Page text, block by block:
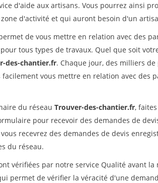
d'aide aux artisans. Vous pourrez ainsi
d'activité et qui auront besoin d'un
de vous mettre en relation avec des
tous types de travaux. Quel que soit
des-chantier.fr. Chaque jour, des milliers
vous mettre en relation avec des
du réseau Trouver-des-chantier.fr,
pour recevoir des demandes de
recevrez des demandes de devis
du réseau.
vérifiées par notre service Qualité avant
permet de vérifier la véracité d'une